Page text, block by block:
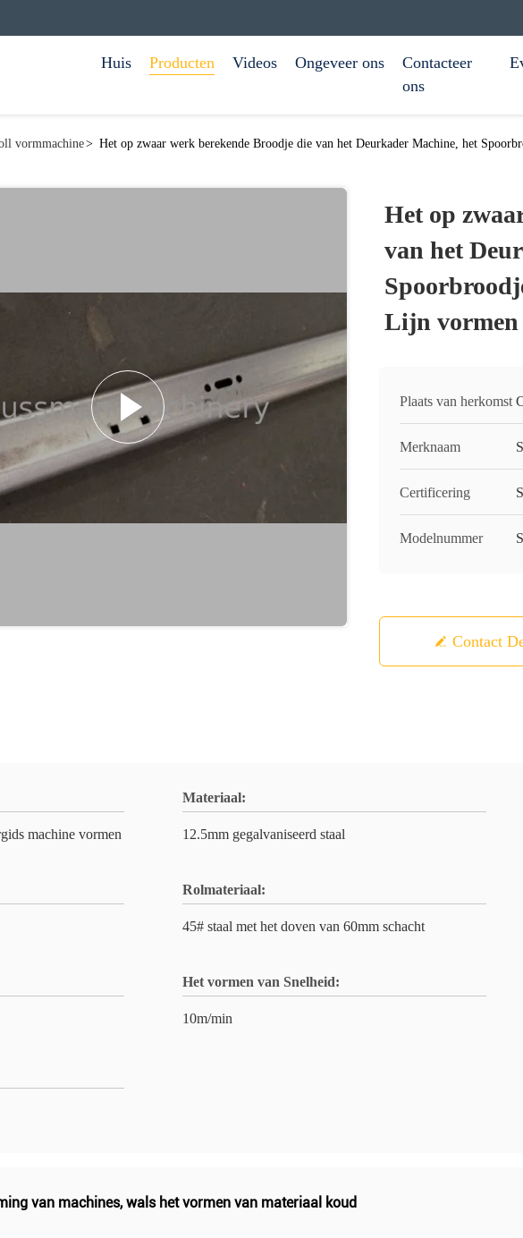
Huis Producten Videos Ongeveer ons
Contacteer
ons
vormmachine> Het op zwaar werk berekende Broodje die van het Deurkader Machine, het
Het op
van het
Lijn vormen
Plaats van herkomst
Merknaam
Certificering
Modelnummer
Contact
machine vormen
Materiaal:
12.5mm gegalvaniseerd staal
Rolmateriaal:
45# staal met het doven van 60mm schacht
Het vormen van Snelheid:
10m/min
van machines,wals het vormen van materiaal koud